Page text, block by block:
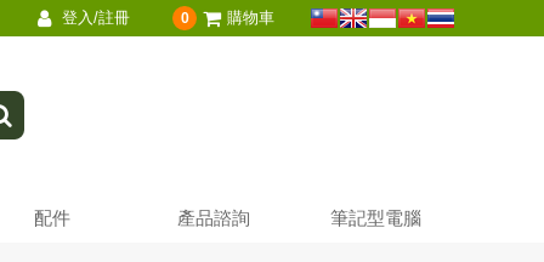
登入/註冊 0 購物車
配件 產品諮詢 筆記型電腦